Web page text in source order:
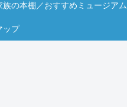
族の本棚／おすすめミュージアム
ップ